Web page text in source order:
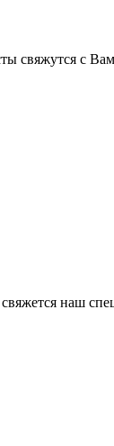
свяжутся с
наш